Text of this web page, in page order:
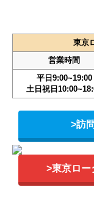
東京
営業時間
平日9:00~19:00
土日祝日
>訪
>東京ロー